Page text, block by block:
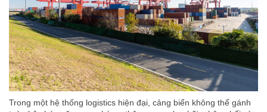
Trong một hệ thống logistics hiện đại, cảng biển không thể gánh